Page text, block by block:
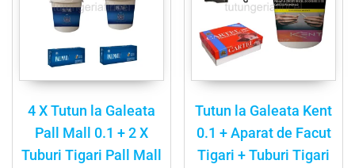
4 X Tutun la Galeata
Pall Mall 0.1 + 2 X
Tuburi Tigari Pall Mall
Tutun la Galeata Kent
0.1 + Aparat de Facut
Tigari + Tuburi Tigari